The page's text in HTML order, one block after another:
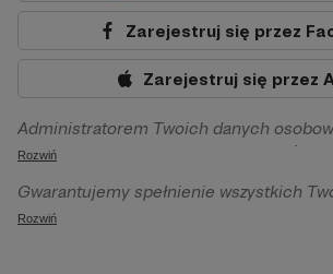
Zarejestruj się przez
Zarejestruj się przez
Administratorem Twoich danych
sp. z o.o. z siedziba w Warszawie, ul.
092 Warszawa. Twoje dane osobowe
szczególności w celu wykonania umowy
Rozwiń
Gwarantujemy spełnienie wszystkich
wynikających z ogólnego rozporządzenia
Rozwiń